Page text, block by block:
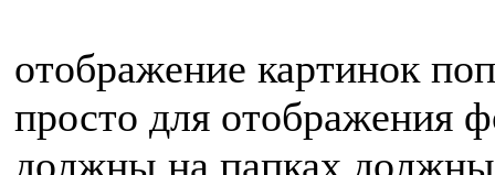
отображение картинок
просто для отображения
должны на папках должны